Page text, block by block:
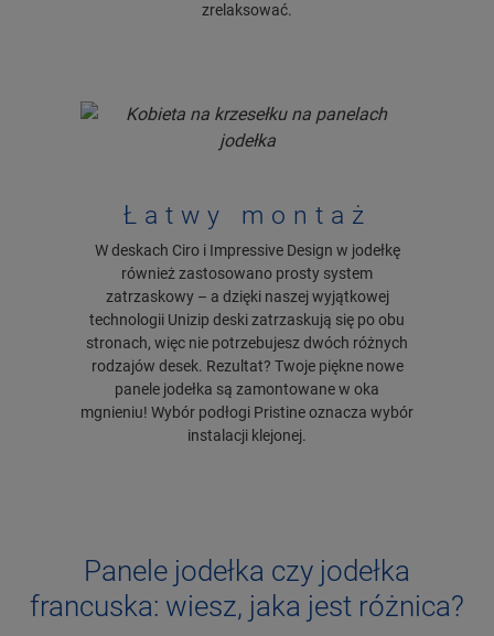
zrelaksować.
Łatwy montaż
W deskach Ciro i Impressive Design w jodełkę
również zastosowano prosty system
zatrzaskowy – a dzięki naszej wyjątkowej
technologii Unizip deski zatrzaskują się po obu
stronach, więc nie potrzebujesz dwóch różnych
rodzajów desek. Rezultat? Twoje piękne nowe
panele jodełka są zamontowane w oka
mgnieniu! Wybór podłogi Pristine oznacza wybór
instalacji klejonej.
Panele jodełka czy jodełka
francuska: wiesz, jaka jest różnica?